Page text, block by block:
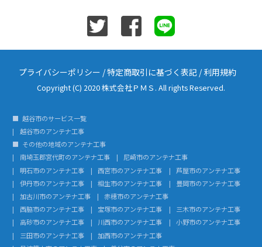
プライバシーポリシー /特定商取引に基づく表記 /利用規約
Copyright (C) 2020 株式会社ＰＭＳ. All rights Reserved.
越谷市のサービス一覧
越谷市のアンテナ工事
その他の地域のアンテナ工事
南埼玉郡宮代町のアンテナ工事
尼崎市のアンテナ工事
明石市のアンテナ工事
西宮市のアンテナ工事
芦屋市のアンテナ工事
伊丹市のアンテナ工事
相生市のアンテナ工事
豊岡市のアンテナ工事
加古川市のアンテナ工事
赤穂市のアンテナ工事
西脇市のアンテナ工事
宝塚市のアンテナ工事
三木市のアンテナ工事
高砂市のアンテナ工事
川西市のアンテナ工事
小野市のアンテナ工事
三田市のアンテナ工事
加西市のアンテナ工事